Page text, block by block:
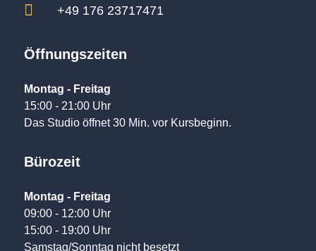
 +49 176 23717471
Öffnungszeiten
Montag - Freitag
15:00 - 21:00 Uhr
Das Studio öffnet 30 Min. vor Kursbeginn.
Bürozeit
Montag - Freitag
09:00 - 12:00 Uhr
15:00 - 19:00 Uhr
Samstag/Sonntag nicht besetzt